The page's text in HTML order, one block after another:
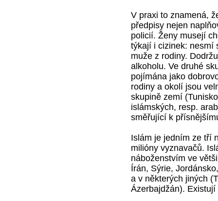
V praxi to znamená,
předpisy nejen
policií. Ženy musejí
týkají i cizinek: nesmí
muže z rodiny.
alkoholu. Ve druhé
pojímána jako
rodiny a okolí jsou
skupině zemí
islámských, resp.
směřující k
Islám je jedním ze tří
milióny vyznavačů.
náboženstvím ve
Írán, Sýrie,
a v některých jiných
Ázerbajdžán).